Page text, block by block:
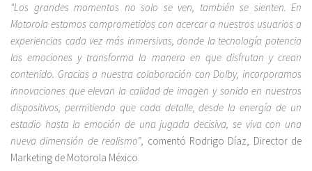
“Los grandes momentos no solo se ven, también se sienten. En
Motorola estamos comprometidos con acercar a nuestros usuarios a
experiencias cada vez más inmersivas, donde la tecnología potencia
las emociones y transforma la manera en que disfrutan y crean
contenido. Gracias a nuestra colaboración con Dolby, incorporamos
innovaciones que elevan la calidad de imagen y sonido en nuestros
dispositivos, permitiendo que cada detalle, desde la energía de un
estadio hasta la emoción de una jugada decisiva, se viva con una
nueva dimensión de realismo”, comentó Rodrigo Díaz, Director de
Marketing de Motorola México.